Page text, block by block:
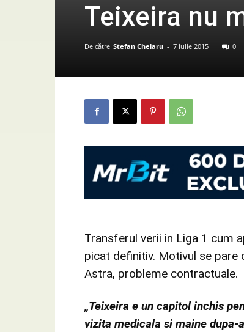
Teixeira nu
De către Stefan Chelaru - 7 iulie 2015 0
Transferul verii in Liga 1 cum
picat definitiv. Motivul se pare
Astra, probleme contractuale.
„Teixeira e un capitol inchis
vizita medicala si maine dupa-